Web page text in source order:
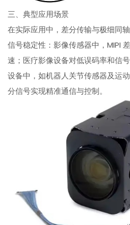
三、典型应用场景
在实际应用中，差分传输与极细同
信号稳定性：影像传感器中，MIPI
速；医疗影像设备对低误码率和信
设备中，如机器人关节传感器及运
分信号实现精准通信与控制。